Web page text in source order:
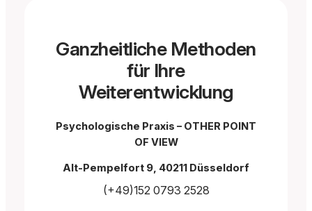
Ganzheitliche Methoden
für Ihre
Weiterentwicklung
Psychologische Praxis – OTHER POINT
OF VIEW
Alt-Pempelfort 9, 40211 Düsseldorf
(+49)152 0793 2528